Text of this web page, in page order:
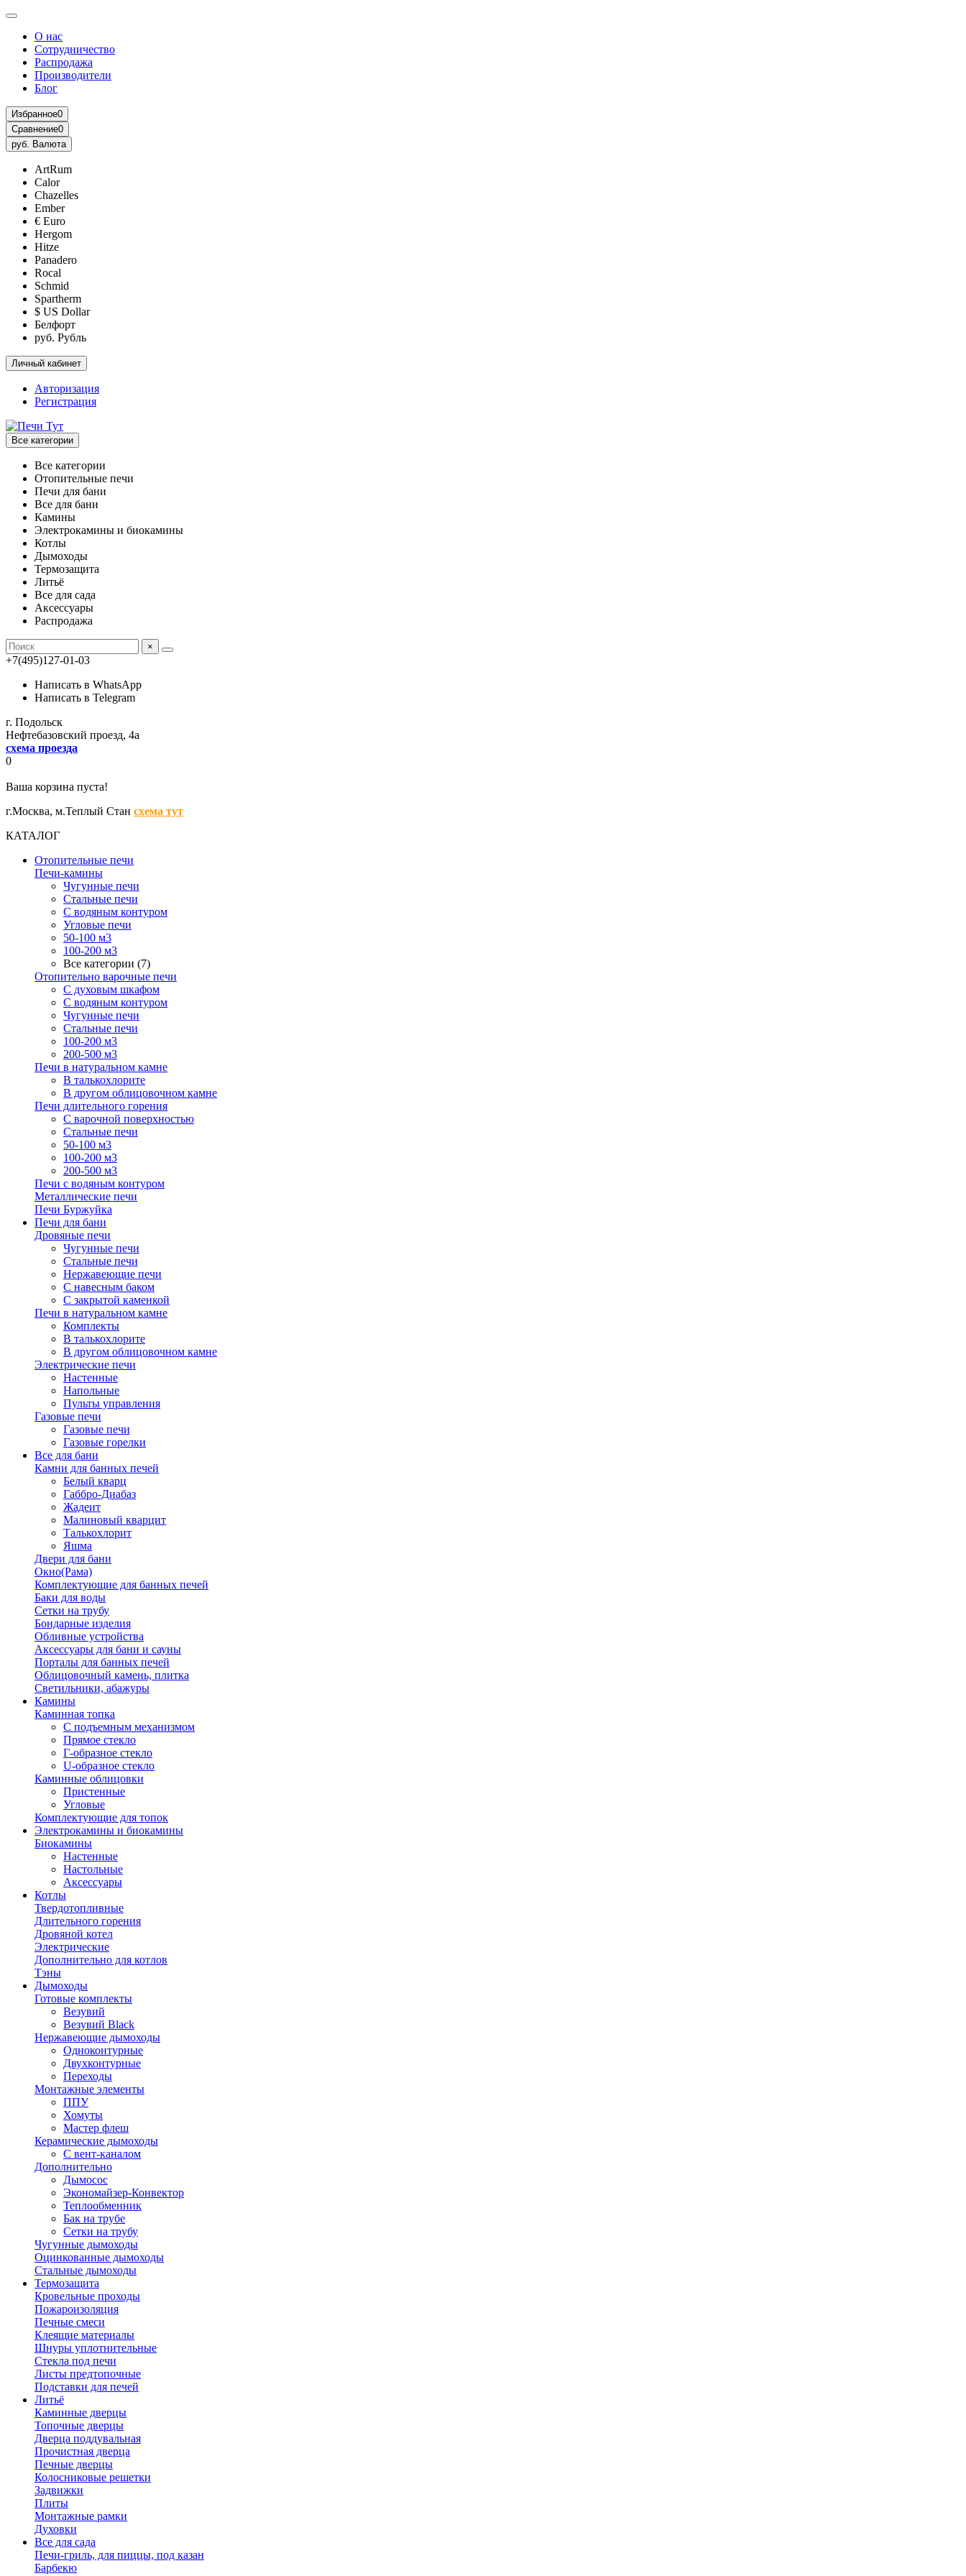
О нас
Сотрудничество
Распродажа
Производители
Блог
Избранное0
Сравнение0
руб. Валюта
ArtRum
Calor
Chazelles
Ember
€ Euro
Hergom
Hitze
Panadero
Rocal
Schmid
Spartherm
$ US Dollar
Белфорт
руб. Рубль
Личный кабинет
Авторизация
Регистрация
Все категории
Все категории
Отопительные печи
Печи для бани
Все для бани
Камины
Электрокамины и биокамины
Котлы
Дымоходы
Термозащита
Литьё
Все для сада
Аксессуары
Распродажа
×
+7(495)127-01-03
Написать в WhatsApp
Написать в Telegram
г. Подольск
Нефтебазовский проезд, 4а
схема проезда
0
Ваша корзина пуста!
г.Москва, м.Теплый Стан схема тут
КАТАЛОГ
Отопительные печи
Печи-камины
Чугунные печи
Стальные печи
С водяным контуром
Угловые печи
50-100 м3
100-200 м3
Все категории (7)
Отопительно варочные печи
С духовым шкафом
С водяным контуром
Чугунные печи
Стальные печи
100-200 м3
200-500 м3
Печи в натуральном камне
В талькохлорите
В другом облицовочном камне
Печи длительного горения
С варочной поверхностью
Стальные печи
50-100 м3
100-200 м3
200-500 м3
Печи с водяным контуром
Металлические печи
Печи Буржуйка
Печи для бани
Дровяные печи
Чугунные печи
Стальные печи
Нержавеющие печи
С навесным баком
С закрытой каменкой
Печи в натуральном камне
Комплекты
В талькохлорите
В другом облицовочном камне
Электрические печи
Настенные
Напольные
Пульты управления
Газовые печи
Газовые печи
Газовые горелки
Все для бани
Камни для банных печей
Белый кварц
Габбро-Диабаз
Жадеит
Малиновый кварцит
Талькохлорит
Яшма
Двери для бани
Окно(Рама)
Комплектующие для банных печей
Баки для воды
Сетки на трубу
Бондарные изделия
Обливные устройства
Аксессуары для бани и сауны
Порталы для банных печей
Облицовочный камень, плитка
Светильники, абажуры
Камины
Каминная топка
С подъемным механизмом
Прямое стекло
Г-образное стекло
U-образное стекло
Каминные облицовки
Пристенные
Угловые
Комплектующие для топок
Электрокамины и биокамины
Биокамины
Настенные
Настольные
Аксессуары
Котлы
Твердотопливные
Длительного горения
Дровяной котел
Электрические
Дополнительно для котлов
Тэны
Дымоходы
Готовые комплекты
Везувий
Везувий Black
Нержавеющие дымоходы
Одноконтурные
Двухконтурные
Переходы
Монтажные элементы
ППУ
Хомуты
Мастер флеш
Керамические дымоходы
С вент-каналом
Дополнительно
Дымосос
Экономайзер-Конвектор
Теплообменник
Бак на трубе
Сетки на трубу
Чугунные дымоходы
Оцинкованные дымоходы
Стальные дымоходы
Термозащита
Кровельные проходы
Пожароизоляция
Печные смеси
Клеящие материалы
Шнуры уплотнительные
Стекла под печи
Листы предтопочные
Подставки для печей
Литьё
Каминные дверцы
Топочные дверцы
Дверца поддувальная
Прочистная дверца
Печные дверцы
Колосниковые решетки
Задвижки
Плиты
Монтажные рамки
Духовки
Все для сада
Печи-гриль, для пиццы, под казан
Барбекю